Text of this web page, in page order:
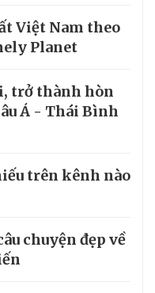
Việt Nam theo
Planet
trở thành hòn
Á - Thái Bình
trên kênh nào
chuyện đẹp về